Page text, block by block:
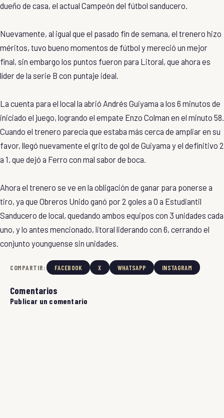
dueño de casa, el actual Campeón del fútbol sanducero.
Nuevamente, al igual que el pasado fin de semana, el trenero hizo
méritos, tuvo bueno momentos de fútbol y mereció un mejor
final, sin embargo los puntos fueron para Litoral, que ahora es
líder de la serie B con puntaje ideal.
La cuenta para el local la abrió Andrés Guiyama a los 6 minutos de
iniciado el juego, logrando el empate Enzo Colman en el minuto 58.
Cuando el trenero parecía que estaba más cerca de ampliar en su
favor, llegó nuevamente el grito de gol de Guiyama y el definitivo 2
a 1, que dejó a Ferro con mal sabor de boca.
Ahora el trenero se ve en la obligación de ganar para ponerse a
tiro, ya que Obreros Unido ganó por 2 goles a 0 a Estudiantil
Sanducero de local, quedando ambos equipos con 3 unidades cada
uno, y lo antes mencionado, litoral liderando con 6, cerrando el
conjunto younguense sin unidades.
COMPARTIR: FACEBOOK X WHATSAPP INSTAGRAM
Comentarios
Publicar un comentario